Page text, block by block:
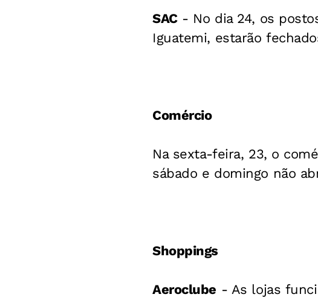
SAC- No dia 24, os
Iguatemi, estarão
Comércio
Na sexta-feira, 23, o
sábado e domingo não
Shoppings
Aeroclube - As lojas